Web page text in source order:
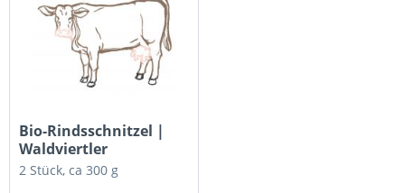
Bio-Rindsschnitzel |
Waldviertler
Blondvieh...
2 Stück, ca 300 g